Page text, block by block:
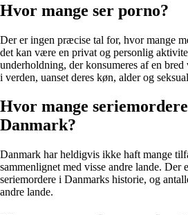
Hvor mange ser porno?
Der er ingen præcise tal for, hvor mange
det kan være en privat og personlig
underholdning, der konsumeres af en
i verden, uanset deres køn, alder og
Hvor mange
Danmark?
Danmark har heldigvis ikke haft mange
sammenlignet med visse andre lande.
seriemordere i Danmarks historie, og
andre lande.